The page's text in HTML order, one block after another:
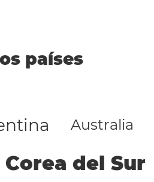
países
Australia
Corea del Sur